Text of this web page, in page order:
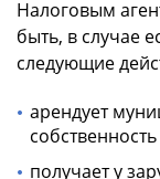
Налоговым
быть, в случае
следующие
арендует
получает у